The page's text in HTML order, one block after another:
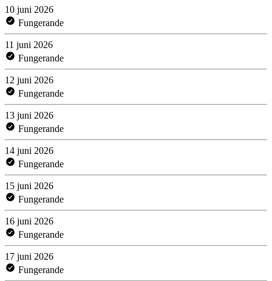
10 juni 2026
Fungerande
11 juni 2026
Fungerande
12 juni 2026
Fungerande
13 juni 2026
Fungerande
14 juni 2026
Fungerande
15 juni 2026
Fungerande
16 juni 2026
Fungerande
17 juni 2026
Fungerande